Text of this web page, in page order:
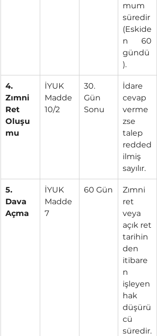
mum
süredir
(Eskide
n 60
gündü
).
4.
Zımni
Ret
Oluşu
mu
İYUK
Madde
10/2
30.
Gün
Sonu
İdare
cevap
verme
zse
talep
redded
ilmiş
sayılır.
5.
Dava
Açma
İYUK
Madde
7
60 Gün
Zımni
ret
veya
açık ret
tarihin
den
itibare
n
işleyen
hak
düşürü
cü
süredir.